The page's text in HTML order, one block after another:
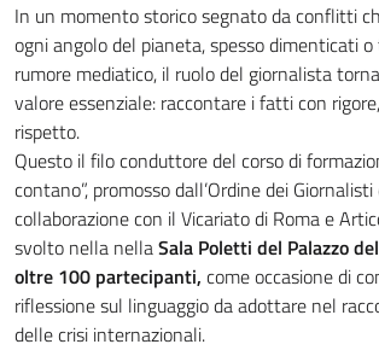
In un momento storico segnato da conflitti
ogni angolo del pianeta, spesso dimenticati
rumore mediatico, il ruolo del giornalista
valore essenziale: raccontare i fatti con
rispetto.
Questo il filo conduttore del corso di
contano”, promosso dall’Ordine dei
collaborazione con il Vicariato di Roma e
svolto nella nellaSala Poletti del Palazzo
oltre 100 partecipanti, come occasione di
riflessione sul linguaggio da adottare nel
delle crisi internazionali.